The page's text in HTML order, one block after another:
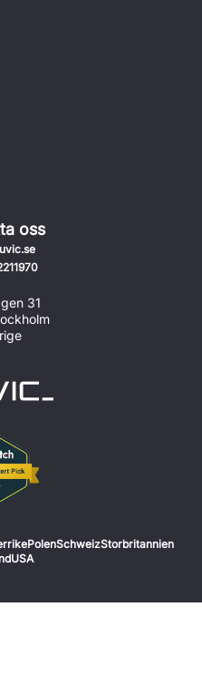
oss
31
PolenSchweizStorbritannien
USA